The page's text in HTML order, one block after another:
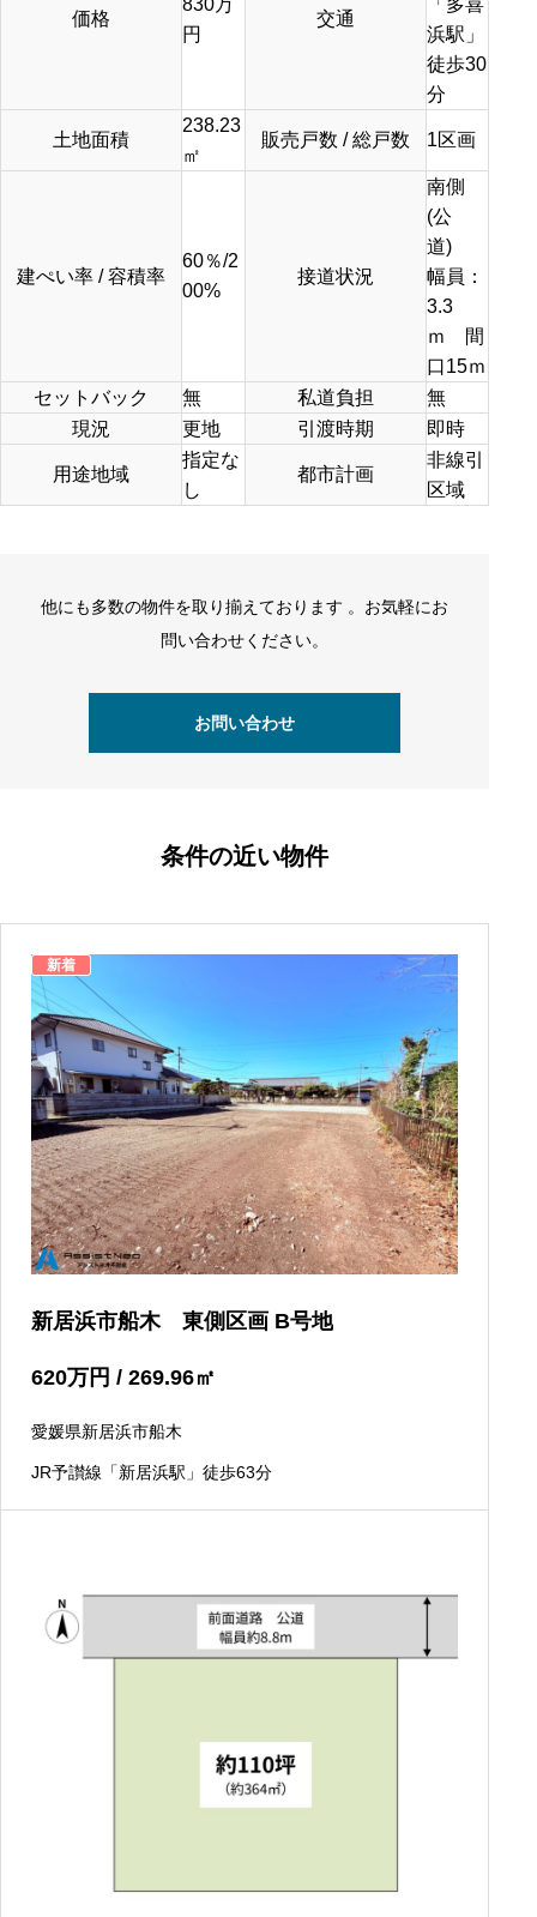
価格
円
交通
浜駅」
徒歩30
分
土地面積
238.23
㎡
販売戸数 / 総戸数 1区画
建ぺい率 / 容積率
60％/2
00%
接道状況
南側
(公
道)
幅員：
3.3
ｍ 間
口15ｍ
セットバック
無 私道負担
無
現況
更地 引渡時期 即時
用途地域
指定な
し
都市計画
非線引
区域
他にも多数の物件を取り揃えております 。お気軽にお
問い合わせください。
お問い合わせ
条件の近い物件
新着
新居浜市船木 東側区画 B号地
620万円 / 269.96㎡
愛媛県新居浜市船木
JR予讃線「新居浜駅」徒歩63分